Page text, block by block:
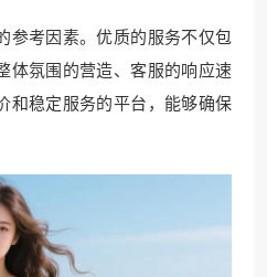
参考因素。优质的服务不仅包
体氛围的营造、客服的响应速
和稳定服务的平台，能够确保